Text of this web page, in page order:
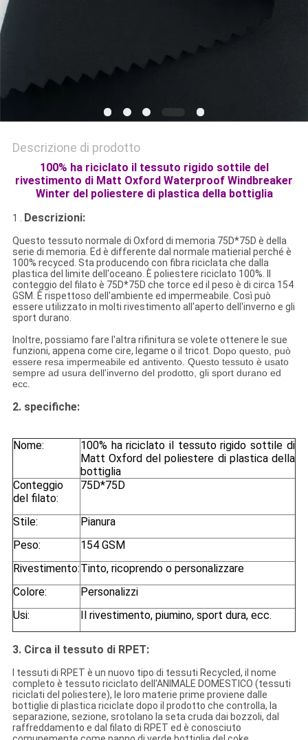
Descrizione di prodotto
100% ha riciclato il tessuto rigido sottile del
rivestimento di Matt Oxford Waterproof Windbreaker
Winter del poliestere di plastica della bottiglia
1 . Descrizioni:
Questo tessuto normale di Oxford di memoria 75D*75D è della
serie di memoria. Ed è differente dal normale matierial perché è
100% recyced. Sta producendo con fibra riciclata che dalla
plastica del limite dell'oceano. È poliestere riciclato 100%. Il
conteggio del filato è 75D*75D che torce ed il peso è di circa 154
GSM. È rispettoso dell'ambiente ed impermeabile. Così può
essere utilizzato in molti rivestimento all'aperto dell'inverno e gli
sport durano.
Inoltre, possiamo fare l'altra rifinitura se volete ottenere le sue
funzioni, appena come cire, legame o il tricot. Dopo questo, può
essere resa impermeabile ed antivento. Questo tessuto è usato
sempre ad usura dell'inverno del prodotto, gli sport durano ed
ecc.
2.specifiche:
Nome:
100% ha riciclato il tessuto rigido sottile di
Matt Oxford del poliestere di plastica della
bottiglia
Conteggio
del filato:
75D*75D
Stile:
Pianura
Peso:
154 GSM
Rivestimento:Tinto, ricoprendo o personalizzare
Colore:
Personalizzi
Usi:
Il rivestimento, piumino, sport dura, ecc.
3. Circa il tessuto di RPET:
I tessuti di RPET è un nuovo tipo di tessuti Recycled, il nome
completo è tessuto riciclato dell'ANIMALE DOMESTICO (tessuti
riciclati del poliestere), le loro materie prime proviene dalle
bottiglie di plastica riciclate dopo il prodotto che controlla, la
separazione, sezione, srotolano la seta cruda dai bozzoli, dal
raffreddamento e dal filato di RPET ed è conosciuto